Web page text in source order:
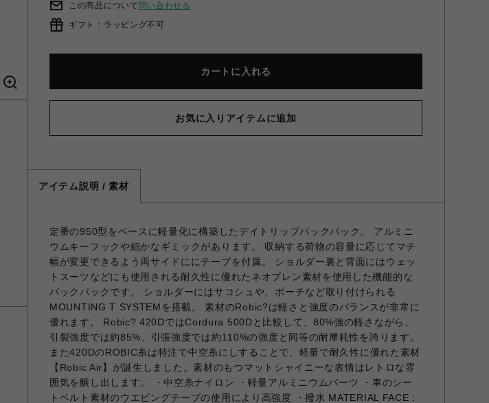
この商品について 問い合わせる
ギフト：ラッピング不可
カートに入れる
お気に入りアイテムに追加
アイテム説明 / 素材
定番の950型をベースに軽量化に構築したデイトリップバックパック。 アルミニ
ウムキーフックや細かなギミックがあります。 収納する荷物の容量に応じてマチ
幅が変更できるよう両サイドににテープを付属。 ショルダー裏と背面にはウェッ
トスーツなどにも使用される耐久性に優れたネオプレン素材を使用した機能的な
バックパックです。 ショルダーにはサコシュや、ポーチなど取り付けられる
MOUNTING T SYSTEMを搭載。 素材のRobic?は軽さと強度のバランスが非常に
優れます。 Robic? 420DではCordura 500Dと比較して、80%強の軽さながら、
引裂強度では約85%、引張強度では約110%の強度と同等の耐摩耗性を誇ります。
また420DのROBIC糸は特注で中空糸にしすることで、軽量で耐久性に優れた素材
【Robic Air】が誕生しました。素材のもつマットシャイニーな表情はレトロな雰
囲気を醸し出します。 ・中空糸ナイロン ・軽量アルミニウムパーツ ・車のシー
トベルト素材のウエビングテープの使用により高強度 ・撥水 MATERIAL FACE：